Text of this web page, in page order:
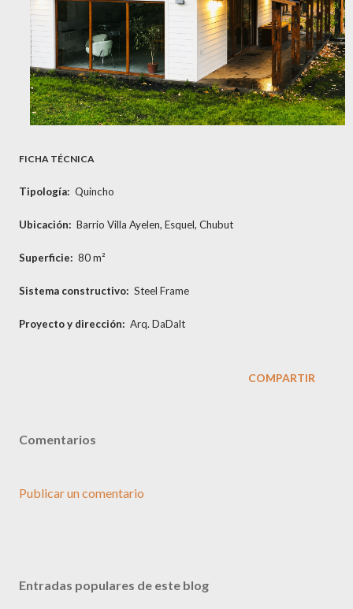
FICHA TÉCNICA
Tipología: Quincho
Ubicación: Barrio Villa Ayelen, Esquel, Chubut
Superficie: 80 m²
Sistema constructivo: Steel Frame
Proyecto y dirección: Arq. DaDalt
COMPARTIR
Comentarios
Publicar un comentario
Entradas populares de este blog